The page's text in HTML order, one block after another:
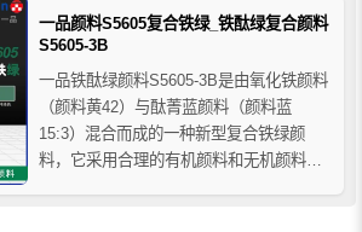
于建材、涂料、塑料、橡胶、油墨等领
域...
一品颜料S5605复合铁绿_铁酞绿复合颜料
S5605-3B
一品铁酞绿颜料S5605-3B是由氧化铁颜料
（颜料黄42）与酞菁蓝颜料（颜料蓝
15:3）混合而成的一种新型复合铁绿颜
料，它采用合理的有机颜料和无机颜料配